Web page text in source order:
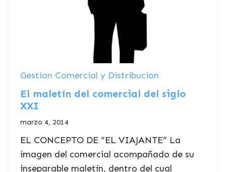
Gestion Comercial y Distribucion
El maletín del comercial del siglo
XXI
marzo 4, 2014
EL CONCEPTO DE “EL VIAJANTE” La
imagen del comercial acompañado de su
inseparable maletín, dentro del cual